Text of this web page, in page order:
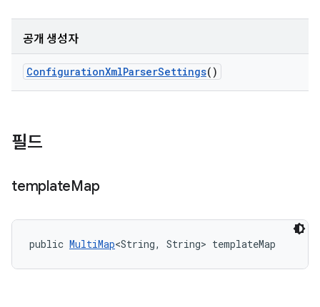
공개 생성자
ConfigurationXmlParserSettings()
필드
templateMap
public MultiMap<String, String> templateMap